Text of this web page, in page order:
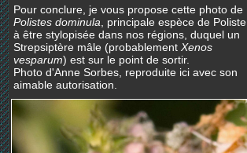
Pour conclure, je vous propose cette photo de
Polistes dominula , principale espèce de Poliste
à être stylopisée dans nos régions, duquel un
Strepsiptère mâle (probablement Xenos
vesparum) est sur le point de sortir.
Photo d'Anne Sorbes, reproduite ici avec son
aimable autorisation.